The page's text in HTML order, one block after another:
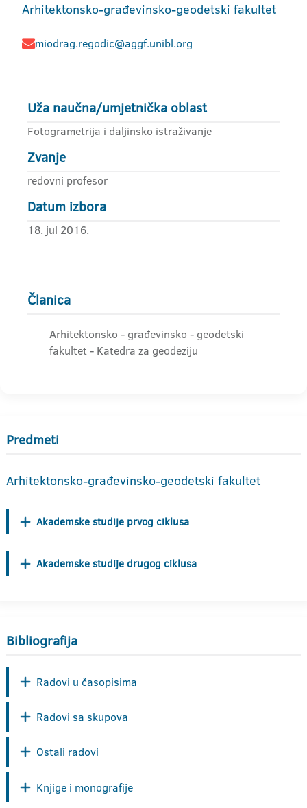
Arhitektonsko-građevinsko-geodetski fakultet
miodrag.regodic@aggf.unibl.org
Uža naučna/umjetnička oblast
Fotogrametrija i daljinsko istraživanje
Zvanje
redovni profesor
Datum izbora
18. jul 2016.
Članica
Arhitektonsko - građevinsko - geodetski
fakultet - Katedra za geodeziju
Predmeti
Arhitektonsko-građevinsko-geodetski fakultet
Akademske studije prvog ciklusa
Akademske studije drugog ciklusa
Bibliografija
Radovi u časopisima
Radovi sa skupova
Ostali radovi
Knjige i monografije